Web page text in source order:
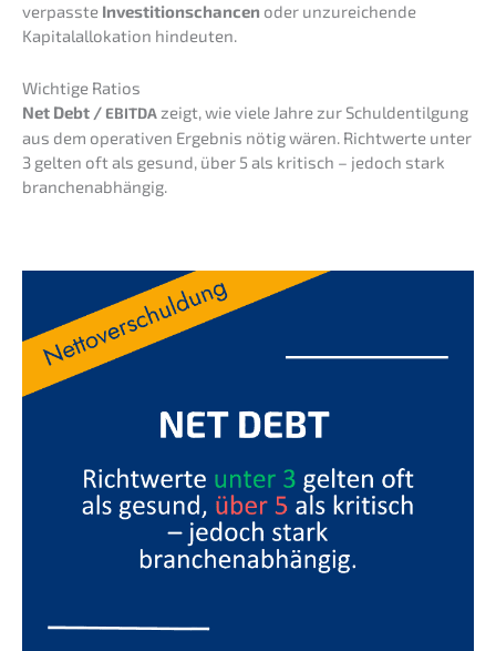
verpass­te Inves­ti­ti­ons­chan­cen oder unzurei­chen­de
Kapital­al­lo­ka­ti­on hindeuten.
Wichti­ge Ratios
Net Debt / EBITDA zeigt, wie viele Jahre zur Schul­den­til­gung
aus dem opera­ti­ven Ergeb­nis nötig wären. Richt­wer­te unter
3 gelten oft als gesund, über 5 als kritisch – jedoch stark
branchenabhängig.